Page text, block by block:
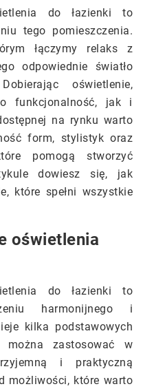
do łazienki to
tego pomieszczenia.
łączymy relaks z
odpowiednie światło
oświetlenie,
funkcjonalność, jak i
na rynku warto
form, stylistyk oraz
pomogą stworzyć
dowiesz się, jak
które spełni wszystkie
oświetlenia
do łazienki to
harmonijnego i
kilka podstawowych
można zastosować w
i praktyczną
możliwości, które warto